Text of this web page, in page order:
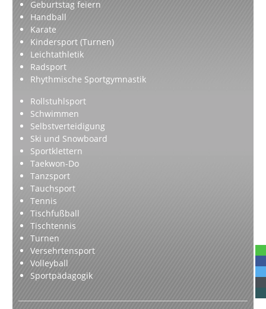
Geburtstag feiern
Handball
Karate
Kindersport (Turnen)
Leichtathletik
Radsport
Rhythmische Sportgymnastik
Rollstuhlsport
Schwimmen
Selbstverteidigung
Ski und Snowboard
Sportklettern
Taekwon-Do
Tanzsport
Tauchsport
Tennis
Tischfußball
Tischtennis
Turnen
Versehrtensport
Volleyball
Sportpädagogik